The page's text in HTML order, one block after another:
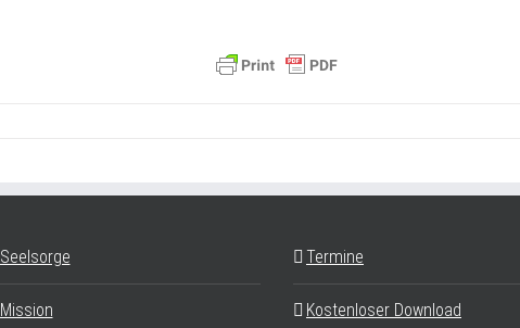
Seelsorge
Mission
Termine
Kostenloser Download